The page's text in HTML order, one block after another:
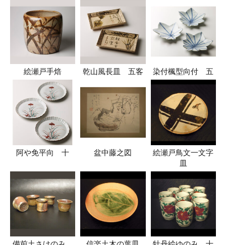
絵瀬戸手焙 乾山風長皿 五客 染付楓型向付 五
阿や免平向 十 盆中藤之図
絵瀬戸鳥文一文字
皿